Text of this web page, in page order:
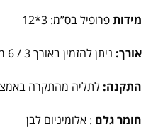
מידותפרופיל בס”מ: 3*12
אורך: ניתן להזמין באורך 3 / 6 מטר
התקנה: לתליה מהתקרה
חומר גלם : אלומיניום לבן